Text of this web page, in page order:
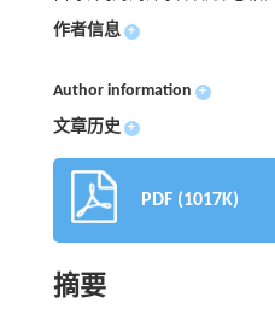
作者信息 +
Author information +
文章历史 +
PDF (1017K)
摘要